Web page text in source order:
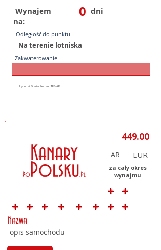
Wynajem
na:
0 dni
Odległość do punktu
Zakwaterowanie
AR
za cały okres
wynajmu
Nazwa
opis samochodu